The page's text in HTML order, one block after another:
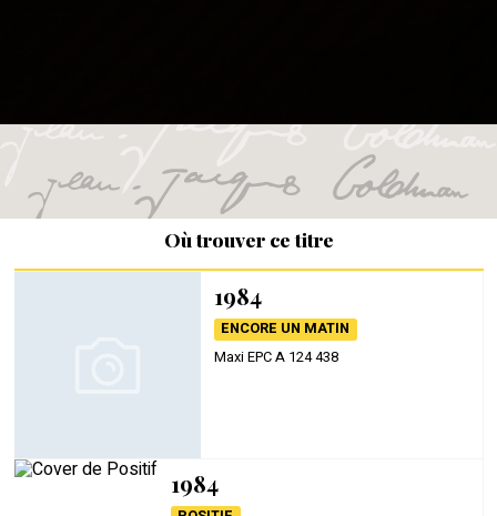
Où trouver ce titre
1984
ENCORE UN MATIN
Maxi EPC A 124 438
1984